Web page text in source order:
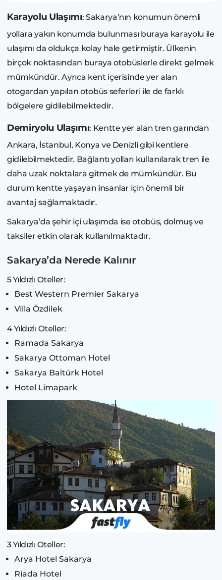
Karayolu Ulaşımı: Sakarya’nın konumun önemli
yollara yakın konumda bulunması buraya karayolu ile
ulaşımı da oldukça kolay hale getirmiştir. Ülkenin
birçok noktasından buraya otobüslerle direkt gelmek
mümkündür. Ayrıca kent içerisinde yer alan
otogardan yapılan otobüs seferleri ile de farklı
bölgelere gidilebilmektedir.
Demiryolu Ulaşımı: Kentte yer alan tren garından
Ankara, İstanbul, Konya ve Denizli gibi kentlere
gidilebilmektedir. Bağlantı yolları kullanılarak tren ile
daha uzak noktalara gitmek de mümkündür. Bu
durum kentte yaşayan insanlar için önemli bir
avantaj sağlamaktadır.
Sakarya’da şehir içi ulaşımda ise otobüs, dolmuş ve
taksiler etkin olarak kullanılmaktadır.
Sakarya’da Nerede Kalınır
5 Yıldızlı Oteller:
Best Western Premier Sakarya
Villa Özdilek
4 Yıldızlı Oteller:
Ramada Sakarya
Sakarya Ottoman Hotel
Sakarya Baltürk Hotel
Hotel Limapark
3 Yıldızlı Oteller:
Arya Hotel Sakarya
Riada Hotel